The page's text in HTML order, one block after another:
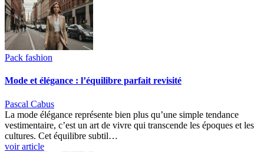
Pack fashion
Mode et élégance : l’équilibre parfait revisité
Pascal Cabus
La mode élégance représente bien plus qu’une simple tendance
vestimentaire, c’est un art de vivre qui transcende les époques et les
cultures. Cet équilibre subtil…
voir article